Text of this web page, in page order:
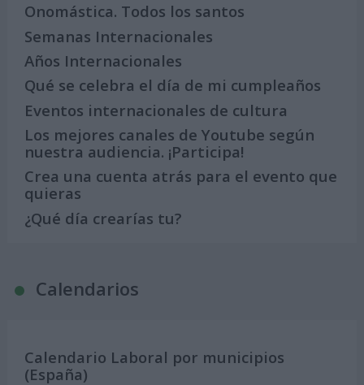
Onomástica. Todos los santos
Semanas Internacionales
Años Internacionales
Qué se celebra el día de mi cumpleaños
Eventos internacionales de cultura
Los mejores canales de Youtube según
nuestra audiencia. ¡Participa!
Crea una cuenta atrás para el evento que
quieras
¿Qué día crearías tu?
Calendarios
Calendario Laboral por municipios
(España)